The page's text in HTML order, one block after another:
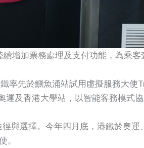
增加票務處理及支付功能，為乘客
率先於鰂魚涌站試用虛擬服務大使
及香港大學站，以智能客務模式
與選擇。今年四月底，港鐵於奧
。